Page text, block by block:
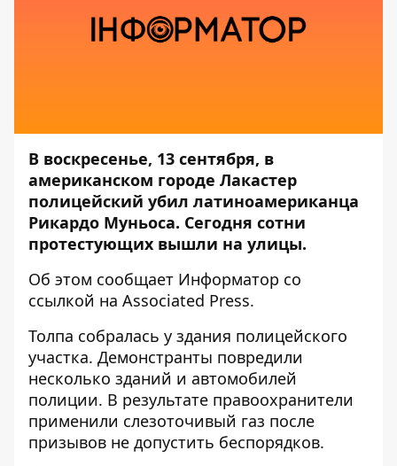
В воскресенье, 13 сентября, в
американском городе Лакастер
полицейский убил латиноамериканца
Рикардо Муньоса. Сегодня сотни
протестующих вышли на улицы.
Об этом сообщает Информатор со
ссылкой на Associated Press.
Толпа собралась у здания полицейского
участка. Демонстранты повредили
несколько зданий и автомобилей
полиции. В результате правоохранители
применили слезоточивый газ после
призывов не допустить беспорядков.